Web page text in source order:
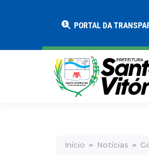
PORTAL DA
Início Notícias